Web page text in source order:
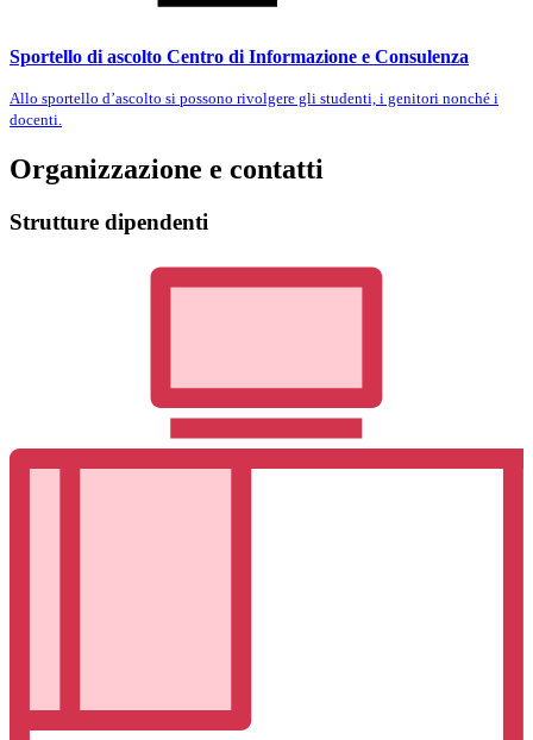
Sportello di ascolto Centro di Informazione e Consulenza
Allo sportello d’ascolto si possono rivolgere gli studenti, i genitori nonché i
docenti.
Organizzazione e contatti
Strutture dipendenti